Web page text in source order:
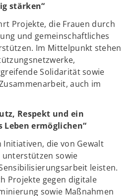
stärken“
Projekte, die Frauen durch
und gemeinschaftliches
Im Mittelpunkt stehen
Solidarität sowie
auch im
Respekt und ein
ermöglichen“
Initiativen, die von Gewalt
sowie
leisten.
Projekte gegen digitale
sowie Maßnahmen